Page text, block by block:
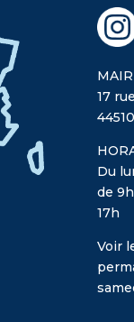
17
Du
de
17h
Voir